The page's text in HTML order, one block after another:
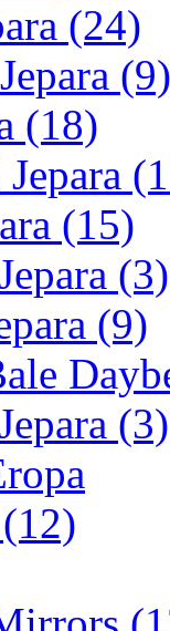
(24)
(9)
(18)
(15)
(3)
(9)
(3)